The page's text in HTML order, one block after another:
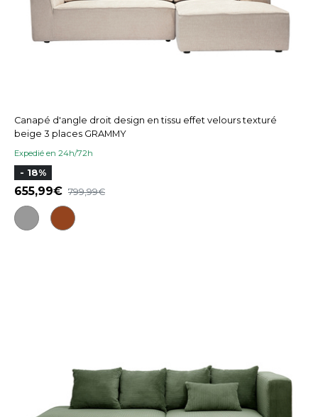
Canapé d'angle droit design en tissu effet velours texturé
beige 3 places GRAMMY
Expedié en 24h/72h
- 18%
655,99 799,99